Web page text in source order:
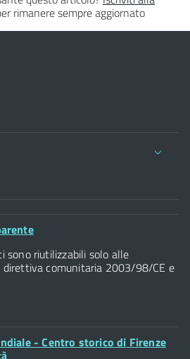
rimanere sempre aggiornato
Firenze
sono riutilizzabili solo alle
direttiva comunitaria 2003/98/CE e
- Centro storico di Firenze